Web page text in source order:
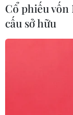
Cổ phiếu
cấu sở hữu